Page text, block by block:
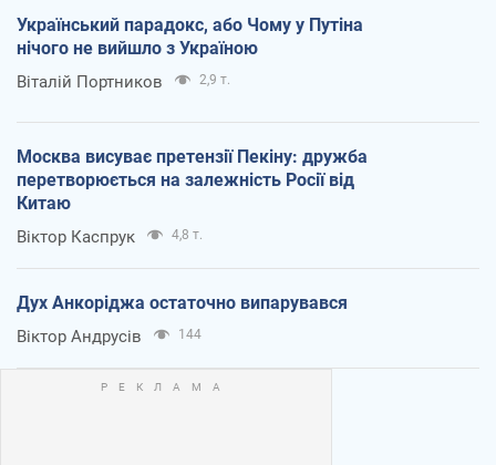
Український парадокс, або Чому у Путіна
нічого не вийшло з Україною
Віталій Портников 2,9 т.
Москва висуває претензії Пекіну: дружба
перетворюється на залежність Росії від
Китаю
Віктор Каспрук 4,8 т.
Дух Анкоріджа остаточно випарувався
Віктор Андрусів 144